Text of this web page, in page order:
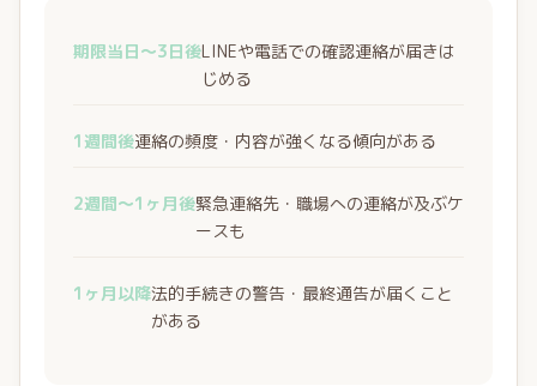
期限当日〜3日後LINEや電話での確認連絡が届きは
じめる
1週間後連絡の頻度・内容が強くなる傾向がある
2週間〜1ヶ月後緊急連絡先・職場への連絡が及ぶケ
ースも
1ヶ月以降法的手続きの警告・最終通告が届くこと
がある